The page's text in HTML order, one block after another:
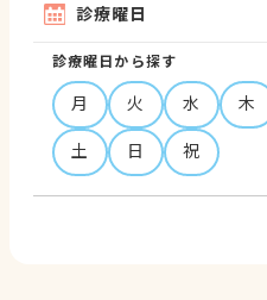
診療曜日
診療曜日から探す
月 火 水 木
土
日 祝